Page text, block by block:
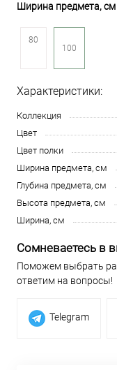
Ширина предмета, см
80
100
Характеристики:
Коллекция
Цвет
Цвет полки
Ширина предмета, см
Глубина предмета, см
Высота предмета, см
Ширина, см
Сомневаетесь в
Поможем выбрать
ответим на вопросы!
Telegram